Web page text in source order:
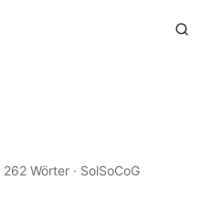
262 Wörter · SolSoCoG